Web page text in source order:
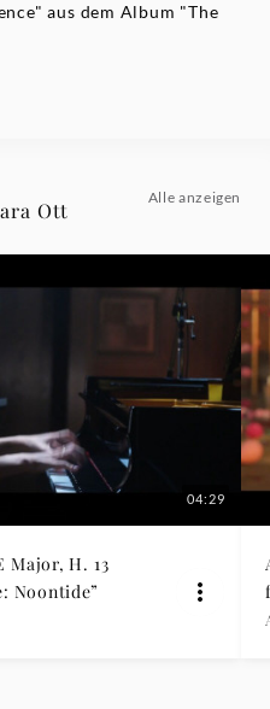
aus dem Album "The
Ott
Alle anzeigen
04:29
Major, H. 13
Noontide”